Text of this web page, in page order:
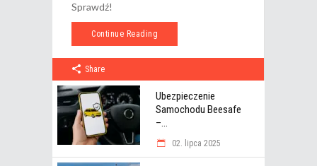
Sprawdź!
Continue Reading
Share
Ubezpieczenie
Samochodu Beesafe
–...
02. lipca 2025